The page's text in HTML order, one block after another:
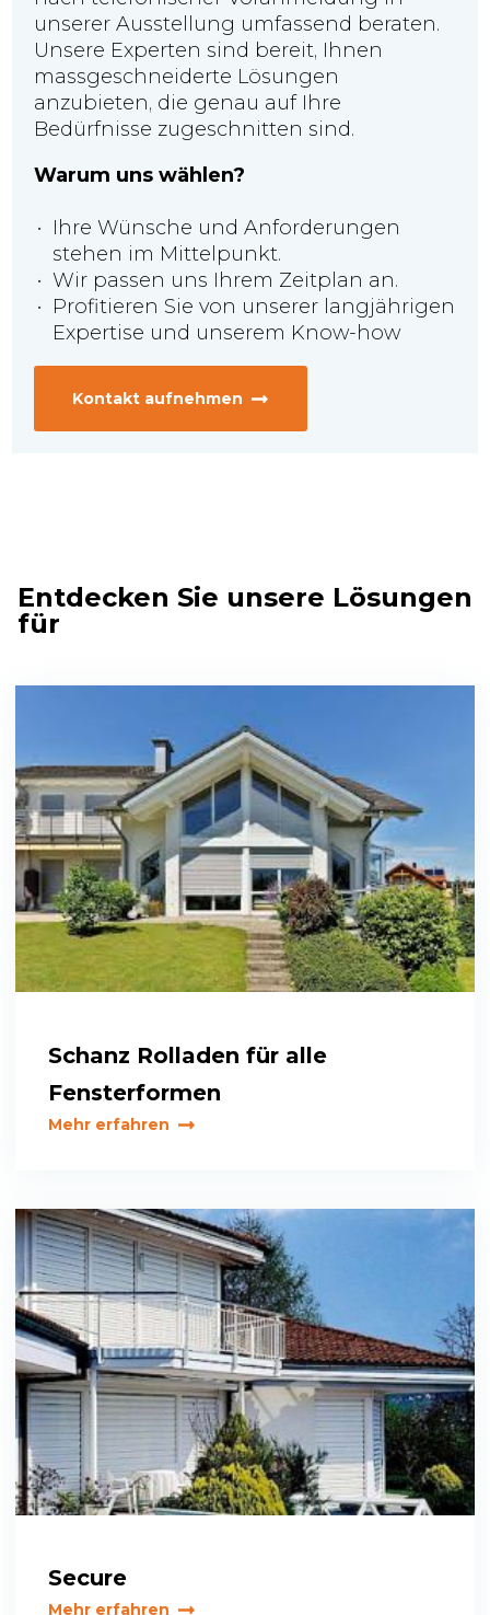
unserer Ausstellung umfassend beraten.
Unsere Experten sind bereit, Ihnen
massgeschneiderte Lösungen
anzubieten, die genau auf Ihre
Bedürfnisse zugeschnitten sind.
Warum uns wählen?
Ihre Wünsche und Anforderungen
stehen im Mittelpunkt.
Wir passen uns Ihrem Zeitplan an.
Profitieren Sie von unserer langjährigen
Expertise und unserem Know-how
Kontakt aufnehmen
Entdecken Sie unsere Lösungen
für
Schanz Rolladen für alle
Fensterformen
Mehr erfahren
Secure
Mehr erfahren